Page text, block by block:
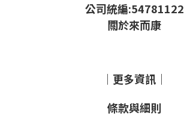
公司統編:54781122
關於來而康
｜更多資訊｜
條款與細則